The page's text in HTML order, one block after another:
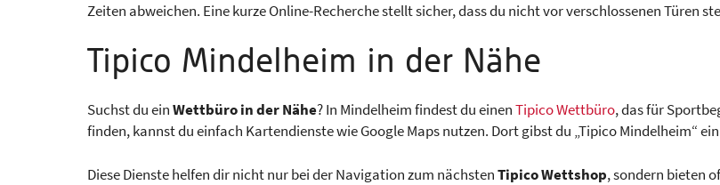
Zeiten abweichen. Eine kurze Online-Recherche stellt sicher, dass du nicht vor verschlossenen Türen
Tipico Mindelheim in der Nähe
Suchst du einWettbüro in der Nähe? In Mindelheim findest du einenTipico Wettbüro, das für
finden, kannst du einfach Kartendienste wie Google Maps nutzen. Dort gibst du „Tipico Mindelheim“
Diese Dienste helfen dir nicht nur bei der Navigation zum nächstenTipico Wettshop, sondern bieten